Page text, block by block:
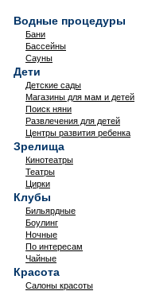
Водные процедуры
Бани
Бассейны
Сауны
Дети
Детские сады
Магазины для мам и детей
Поиск няни
Развлечения для детей
Центры развития ребенка
Зрелища
Кинотеатры
Театры
Цирки
Клубы
Бильярдные
Боулинг
Ночные
По интересам
Чайные
Красота
Салоны красоты